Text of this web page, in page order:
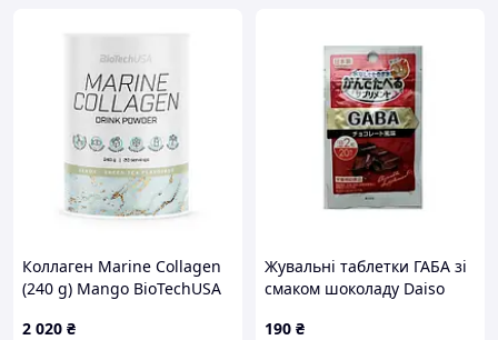
Коллаген Marine Collagen
(240 g) Mango BioTechUSA
2 020 ₴
Жувальні таблетки ГАБА зі
смаком шоколаду Daiso
190 ₴